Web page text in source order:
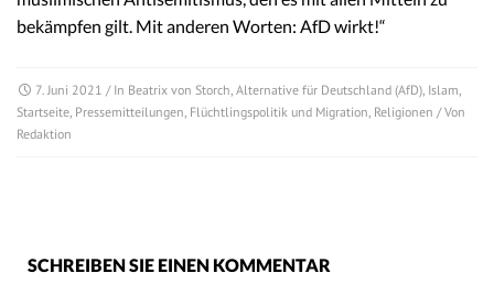
bekämpfen gilt. Mit anderen Worten: AfD wirkt!“
7. Juni 2021 / In Beatrix von Storch Alternative für Deutschland (AfD) Islam
Startseite Pressemitteilungen Flüchtlingspolitik und Migration Religionen / Von
Redaktion
SCHREIBEN SIE EINEN KOMMENTAR